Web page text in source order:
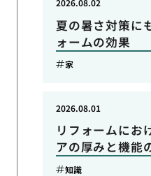
夏の暑さ対策に
ォームの効果
2026.08.02
家
リフォームにお
アの厚みと機能
2026.08.01
知識